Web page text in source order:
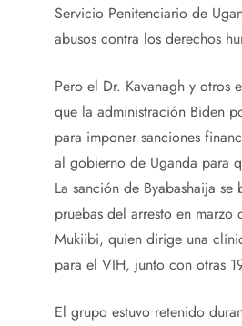
Servicio Penitenciario de
abusos contra los derechos
Pero el Dr. Kavanagh y otros
que la administración Biden
para imponer sanciones
al gobierno de Uganda para
La sanción de Byabashaija se
pruebas del arresto en
Mukiibi, quien dirige una
para el VIH, junto con otras
El grupo estuvo retenido